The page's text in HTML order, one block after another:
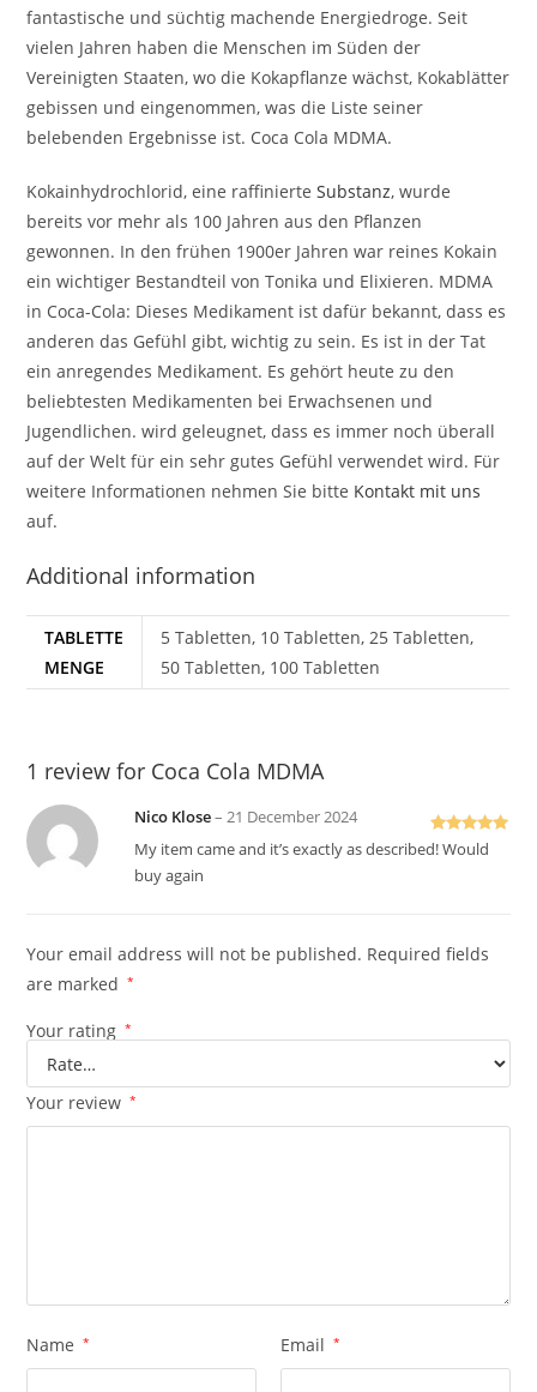
fantastische und süchtig machende Energiedroge. Seit
vielen Jahren haben die Menschen im Süden der
Vereinigten Staaten, wo die Kokapflanze wächst, Kokablätter
gebissen und eingenommen, was die Liste seiner
belebenden Ergebnisse ist. Coca Cola MDMA.
Kokainhydrochlorid, eine raffinierteSubstanz, wurde
bereits vor mehr als 100 Jahren aus den Pflanzen
gewonnen. In den frühen 1900er Jahren war reines Kokain
ein wichtiger Bestandteil von Tonika und Elixieren. MDMA
in Coca-Cola: Dieses Medikament ist dafür bekannt, dass es
anderen das Gefühl gibt, wichtig zu sein. Es ist in der Tat
ein anregendes Medikament. Es gehört heute zu den
beliebtesten Medikamenten bei Erwachsenen und
Jugendlichen. wird geleugnet, dass es immer noch überall
auf der Welt für ein sehr gutes Gefühl verwendet wird. Für
weitere Informationen nehmen Sie bitte Kontakt mit uns
auf.
Additional information
TABLETTE
MENGE
5 Tabletten, 10 Tabletten, 25 Tabletten,
50 Tabletten, 100 Tabletten
1 review for Coca Cola MDMA
Rated 5out
Nico Klose– 21 December 2024
My item came and it’s exactly as described! Would
buy again
Your email address will not be published. Required fields
are marked
*
Your rating *
Your review *
Name * Email *